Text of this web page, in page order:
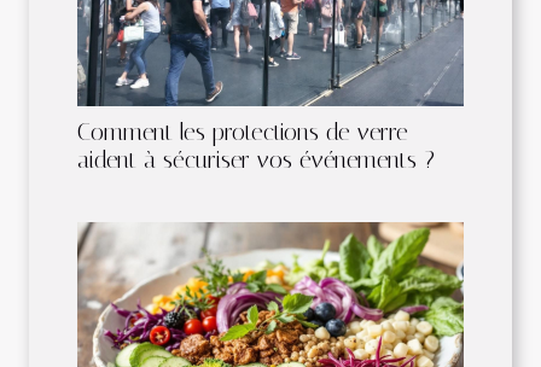
Comment les protections de verre
aident à sécuriser vos événements ?